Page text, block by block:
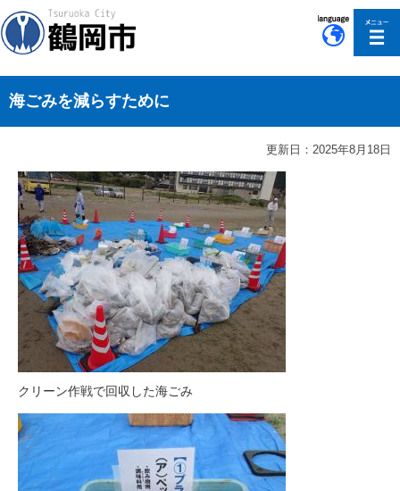
海ごみを減らすために
更新日：2025年8月18日
クリーン作戦で回収した海ごみ